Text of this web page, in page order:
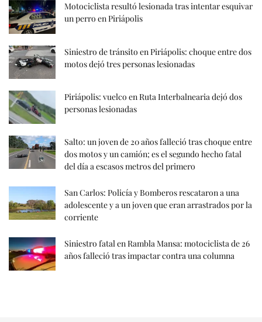
Motociclista resultó lesionada tras intentar esquivar
un perro en Piriápolis
Siniestro de tránsito en Piriápolis: choque entre dos
motos dejó tres personas lesionadas
Piriápolis: vuelco en Ruta Interbalnearia dejó dos
personas lesionadas
Salto: un joven de 20 años falleció tras choque entre
dos motos y un camión; es el segundo hecho fatal
del día a escasos metros del primero
San Carlos: Policía y Bomberos rescataron a una
adolescente y a un joven que eran arrastrados por la
corriente
Siniestro fatal en Rambla Mansa: motociclista de 26
años falleció tras impactar contra una columna